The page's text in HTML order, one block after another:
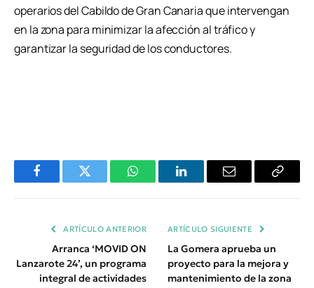
operarios del Cabildo de Gran Canaria que intervengan
en la zona para minimizar la afección al tráfico y
garantizar la seguridad de los conductores.
FacebookTwitter WhatsAppLinkedInEmail
Copiar
ARTÍCULO ANTERIOR
Arranca ‘MOVID ON
Lanzarote 24’, un programa
integral de actividades
ARTÍCULO SIGUIENTE
La Gomera aprueba un
proyecto para la mejora y
mantenimiento de la zona